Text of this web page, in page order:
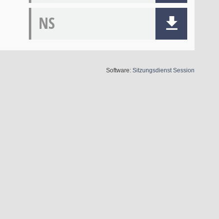
NS
Software: SitzungsdienstSession